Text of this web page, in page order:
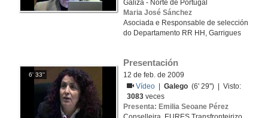
Galiza - Norte de Portugal
Maria José Sánchez
Asociada e Responsable de selección
do Departamento RR HH, Garrigues
6' 33''
Presentación
12 de feb. de 2009
Vídeo
|Galego (6' 29'') | Visto:
3083 veces
Presenta: Emilia Seoane Pérez